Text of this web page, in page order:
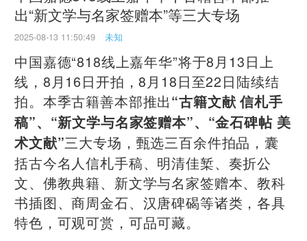
春雨斋主人房茂梁：“好运气”的90
后古玩经纪人
出“新文学与名家签赠本”等三大专场
2025-08-13 11:50:49 未知
中国嘉德“818线上嘉年华”将于8月13日上
线，8月16日开拍，8月18日至22日陆续结
拍。本季古籍善本部推出“古籍文献 信札手
稿”、“新文学与名家签赠本”、“金石碑帖 美
术文献”三大专场，甄选三百余件拍品，囊
括古今名人信札手稿、明清佳椠、奏折公
文、佛教典籍、新文学与名家签赠本、教科
书插图、商周金石、汉唐碑碣等诸类，各具
特色，可观可赏，可品可藏。